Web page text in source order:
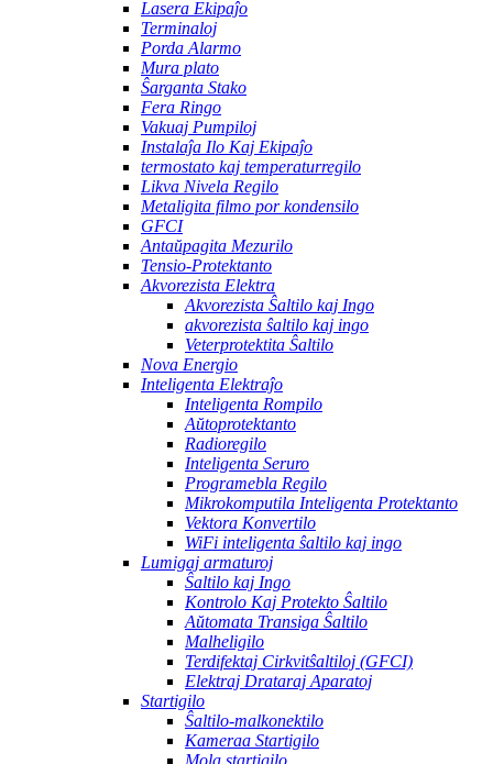
Lasera Ekipaĵo
Terminaloj
Porda Alarmo
Mura plato
Ŝarganta Stako
Fera Ringo
Vakuaj Pumpiloj
Instalaĵa Ilo Kaj Ekipaĵo
termostato kaj temperaturregilo
Likva Nivela Regilo
Metaligita filmo por kondensilo
GFCI
Antaŭpagita Mezurilo
Tensio-Protektanto
Akvorezista Elektra
Akvorezista Ŝaltilo kaj Ingo
akvorezista ŝaltilo kaj ingo
Veterprotektita Ŝaltilo
Nova Energio
Inteligenta Elektraĵo
Inteligenta Rompilo
Aŭtoprotektanto
Radioregilo
Inteligenta Seruro
Programebla Regilo
Mikrokomputila Inteligenta Protektanto
Vektora Konvertilo
WiFi inteligenta ŝaltilo kaj ingo
Lumigaj armaturoj
Ŝaltilo kaj Ingo
Kontrolo Kaj Protekto Ŝaltilo
Aŭtomata Transiga Ŝaltilo
Malheligilo
Terdifektaj Cirkvitŝaltiloj (GFCI)
Elektraj Drataraj Aparatoj
Startigilo
Ŝaltilo-malkonektilo
Kameraa Startigilo
Mola startigilo